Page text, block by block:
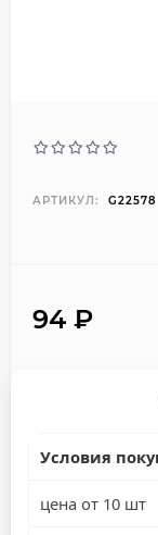
АРТИКУЛ: G22578
94 ₽
Условия
цена от 10 шт